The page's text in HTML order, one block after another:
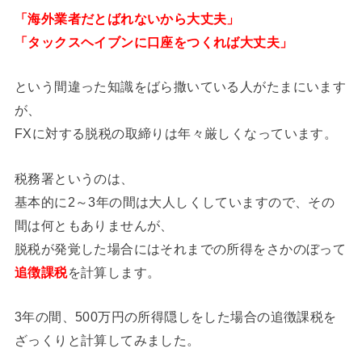
「海外業者だとばれないから大丈夫」
「タックスヘイブンに口座をつくれば大丈夫」
という間違った知識をばら撒いている人がたまにいます
が、
FXに対する脱税の取締りは年々厳しくなっています。
税務署というのは、
基本的に2～3年の間は大人しくしていますので、その
間は何ともありませんが、
脱税が発覚した場合にはそれまでの所得をさかのぼって
追徴課税 を計算します。
3年の間、500万円の所得隠しをした場合の追徴課税を
ざっくりと計算してみました。